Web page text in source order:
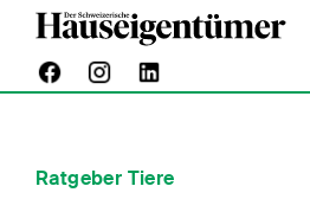
Ratgeber Tiere